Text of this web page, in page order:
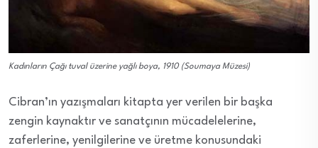
Kadınların Çağı tuval üzerine yağlı boya, 1910 (Soumaya Müzesi)
Cibran’ın yazışmaları kitapta yer verilen bir başka
zengin kaynaktır ve sanatçının mücadelelerine,
zaferlerine, yenilgilerine ve üretme konusundaki